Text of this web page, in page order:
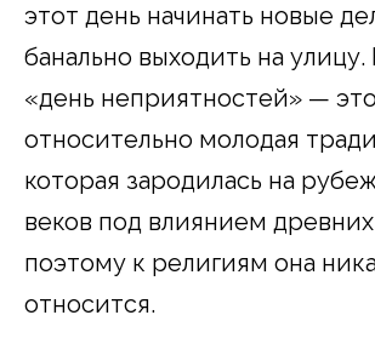
этот день начинать новые
банально выходить на улицу.
«день неприятностей» — это
относительно молодая
которая зародилась на
веков под влиянием
поэтому к религиям она
относится.